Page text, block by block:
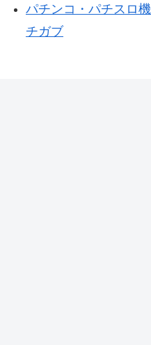
パチンコ・パチスロ
チガブ